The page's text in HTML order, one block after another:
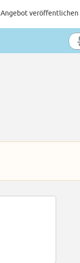
Angebot veröffentlichen